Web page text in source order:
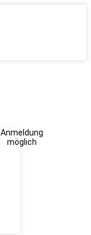
Anmeldung
möglich